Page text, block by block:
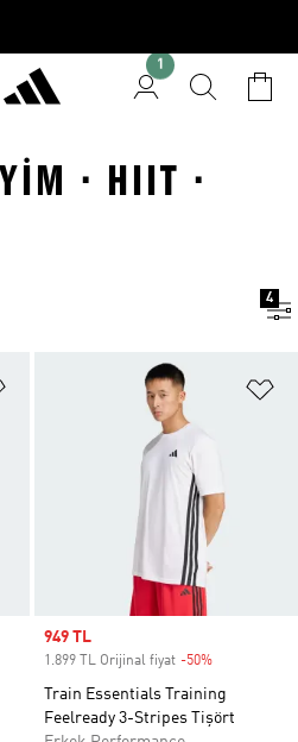
1
· HIIT ·
4
Favori Listesine Ekle
Sale price
949 TL
1.899 TL Orijinal fiyat -50%
Train Essentials Training
Feelready 3-Stripes Tişört